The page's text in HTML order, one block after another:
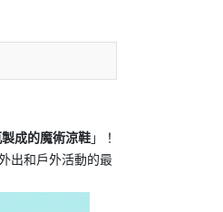
成的魔術涼鞋 」！
出和戶外活動的最